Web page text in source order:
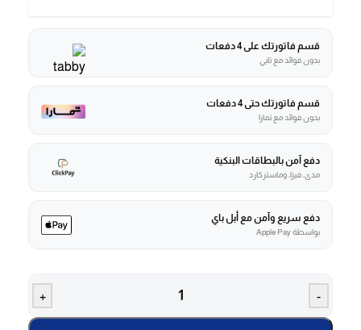
قسم فاتورتك على 4 دفعات
بدون فوائد مع تابي
قسم فاتورتك حتى 4 دفعات
بدون فوائد مع تمارا
دفع آمن بالبطاقات البنكية
مدى، فيزا، وماستركارد
دفع سريع وآمن مع أبل باي
بواسطة Apple Pay
-
+